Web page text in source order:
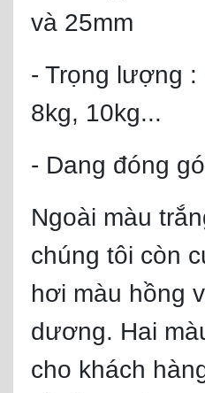
và 25mm
- Trọng lượng :
8kg, 10kg...
- Dang đóng
Ngoài màu
chúng tôi còn
hơi màu hồng
dương. Hai
cho khách